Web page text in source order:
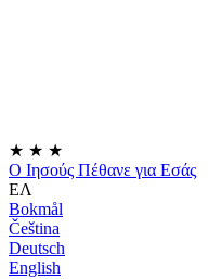
★ ★ ★
Ο Ιησούς Πέθανε για Εσάς
ΕΛ
Bokmål
Čeština
Deutsch
English